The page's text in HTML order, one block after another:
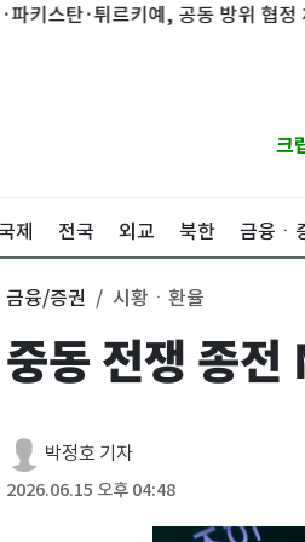
르키예, 공동 방위 협정 체결…"집
크
국제 전국 외교 북한 금융ㆍ
금융/증권 시황ㆍ환율
중동 전쟁 종
박정호 기자
2026.06.15 오후 04:48